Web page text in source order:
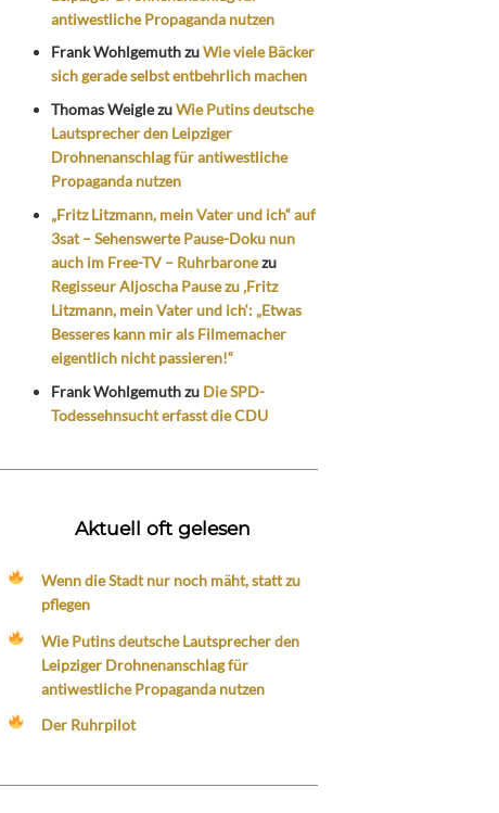
antiwestliche Propaganda nutzen
Frank WohlgemuthzuWie viele Bäcker
sich gerade selbst entbehrlich machen
Thomas WeiglezuWie Putins deutsche
Lautsprecher den Leipziger
Drohnenanschlag für antiwestliche
Propaganda nutzen
„Fritz Litzmann, mein Vater und ich“ auf
3sat – Sehenswerte Pause-Doku nun
auch im Free-TV – Ruhrbaronezu
Regisseur Aljoscha Pause zu ‚Fritz
Litzmann, mein Vater und ich‘: „Etwas
Besseres kann mir als Filmemacher
eigentlich nicht passieren!“
Frank Wohlgemuthzu Die SPD-
Todessehnsucht erfasst die CDU
Aktuell oft gelesen
Wenn die Stadt nur noch mäht, statt zu
pflegen
Wie Putins deutsche Lautsprecher den
Leipziger Drohnenanschlag für
antiwestliche Propaganda nutzen
Der Ruhrpilot